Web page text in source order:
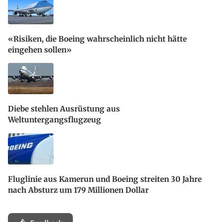
«Risiken, die Boeing wahrscheinlich nicht hätte
eingehen sollen»
Diebe stehlen Ausrüstung aus
Weltuntergangsflugzeug
Fluglinie aus Kamerun und Boeing streiten 30 Jahre
nach Absturz um 179 Millionen Dollar